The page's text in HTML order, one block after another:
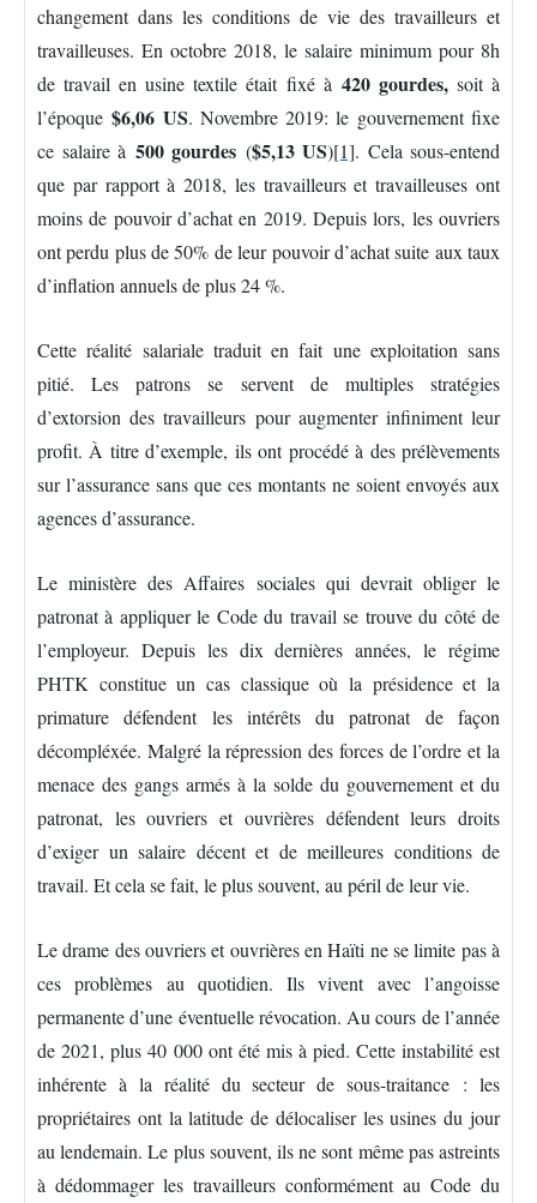
changement dans les conditions de vie des travailleurs et
travailleuses. En octobre 2018, le salaire minimum pour 8h
de travail en usine textile était fixé à420 gourdes, soit à
l’époque$6,06 US. Novembre 2019: le gouvernement fixe
ce salaire à 500 gourdes ($5,13 US)[1]. Cela sous-entend
que par rapport à 2018, les travailleurs et travailleuses ont
moins de pouvoir d’achat en 2019. Depuis lors, les ouvriers
ont perdu plus de 50% de leur pouvoir d’achat suite aux taux
d’inflation annuels de plus 24 %.
Cette réalité salariale traduit en fait une exploitation sans
pitié. Les patrons se servent de multiples stratégies
d’extorsion des travailleurs pour augmenter infiniment leur
profit. À titre d’exemple, ils ont procédé à des prélèvements
sur l’assurance sans que ces montants ne soient envoyés aux
agences d’assurance.
Le ministère des Affaires sociales qui devrait obliger le
patronat à appliquer le Code du travail se trouve du côté de
l’employeur. Depuis les dix dernières années, le régime
PHTK constitue un cas classique où la présidence et la
primature défendent les intérêts du patronat de façon
décompléxée. Malgré la répression des forces de l’ordre et la
menace des gangs armés à la solde du gouvernement et du
patronat, les ouvriers et ouvrières défendent leurs droits
d’exiger un salaire décent et de meilleures conditions de
travail. Et cela se fait, le plus souvent, au péril de leur vie.
Le drame des ouvriers et ouvrières en Haïti ne se limite pas à
ces problèmes au quotidien. Ils vivent avec l’angoisse
permanente d’une éventuelle révocation. Au cours de l’année
de 2021, plus 40 000 ont été mis à pied. Cette instabilité est
inhérente à la réalité du secteur de sous-traitance : les
propriétaires ont la latitude de délocaliser les usines du jour
au lendemain. Le plus souvent, ils ne sont même pas astreints
à dédommager les travailleurs conformément au Code du